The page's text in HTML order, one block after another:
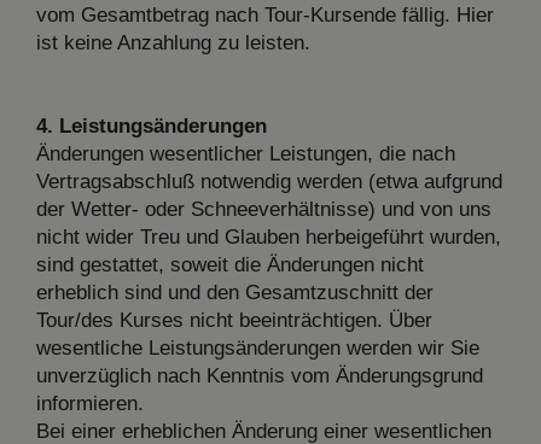
vom Gesamtbetrag nach Tour-Kursende fällig. Hier
ist keine Anzahlung zu leisten.
4. Leistungsänderungen
Änderungen wesentlicher Leistungen, die nach
Vertragsabschluß notwendig werden (etwa aufgrund
der Wetter- oder Schneeverhältnisse) und von uns
nicht wider Treu und Glauben herbeigeführt wurden,
sind gestattet, soweit die Änderungen nicht
erheblich sind und den Gesamtzuschnitt der
Tour/des Kurses nicht beeinträchtigen. Über
wesentliche Leistungsänderungen werden wir Sie
unverzüglich nach Kenntnis vom Änderungsgrund
informieren.
Bei einer erheblichen Änderung einer wesentlichen